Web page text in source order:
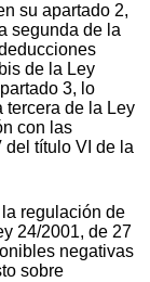
su apartado 2,
segunda de la
de la Ley
3, lo
tercera de la Ley
con las
título VI de la
regulación de
24/2001, de 27
negativas
sobre